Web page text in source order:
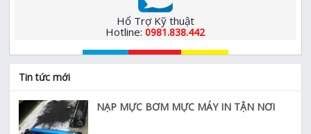
Hổ Trợ Kỹ thuật
Hotline:0981.838.442
Tin tức mới
NẠP MỰC BƠM MỰC MÁY IN TẬN NƠI